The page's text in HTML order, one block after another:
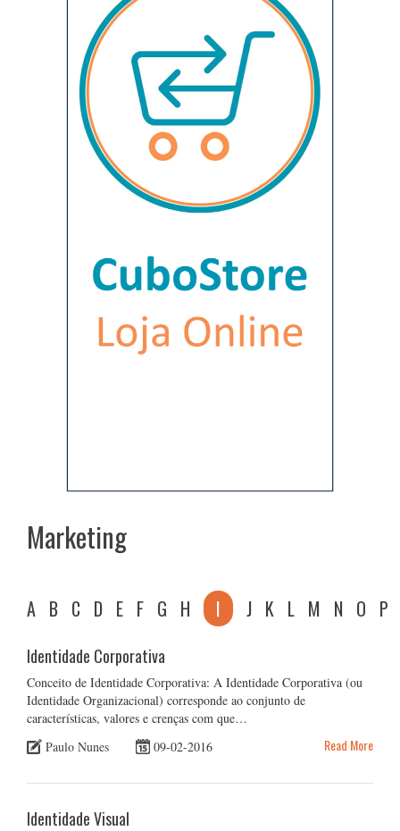
Marketing
A B C D E F G H I J K L M N O P
Identidade Corporativa
Conceito de Identidade Corporativa: A Identidade Corporativa (ou
Identidade Organizacional) corresponde ao conjunto de
características, valores e crenças com que…
Paulo Nunes
09-02-2016 Read More
Identidade Visual